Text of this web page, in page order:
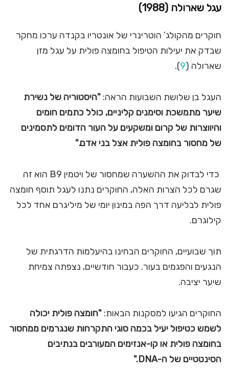
עגל שארולה (1988)
חוקרים מהקולג’ הוטרינרי של אונטריו בקנדה ערכו מחקר
שבדק את יעילות הטיפול בחומצה פולית על עגל מזן
שארולה (9
).
העגל בן שלושת השבועות הראה: "היסטוריה של נשירת
שיער מתמשכת וסימנים קליניים, כולל כתמים חומים
והיווצרות של קרום ומשקעים על העור הדומים לתסמינים
של מחסור בחומצה פולית אצל בני אדם."
כדי לבדוק את ההשערה שמחסור של ויטמין B9 הוא זה
שגרם לכל הצרות האלה, החוקרים נתנו לעגל תוסף חומצה
פולית לבליעה דרך הפה במינון יומי של מיליגרם אחד לכל
קילוגרם.
תוך שבועיים, החוקרים הבחינו בהיעלמות הדרגתית של
הנגעים והפגמים בעור. כעבור חודשיים, נצפתה צמיחת
שיער יציבה.
החוקרים הגיעו למסקנות הבאות: "חומצה פולית יכולה
לשמש כטיפול יעיל בכמה סוגי התקרחות שנגרמים ממחסור
בחומצה פולית או קו-אנזימים המעורבים בנתיבים
הסינטטיים של ה-DNA
."